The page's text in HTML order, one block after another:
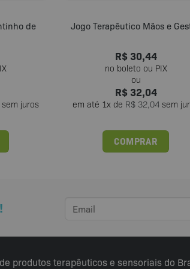
de
juros
Jogo Terapêutico Mãos e
R$30,44
R$32,04
em até 1x de R$ 32,04 sem
COMPRAR
produtos terapêuticos e sensoriais do